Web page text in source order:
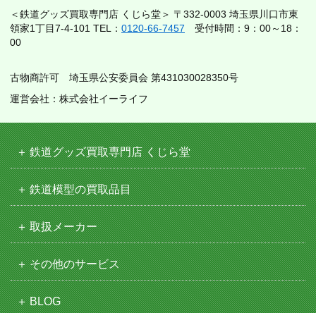
＜鉄道グッズ買取専門店 くじら堂＞ 〒332-0003 埼玉県川口市東
領家1丁目7-4-101 TEL： 0120-66-7457 受付時間：9：00～18：
00
古物商許可 埼玉県公安委員会 第431030028350号
運営会社：株式会社イーライフ
鉄道グッズ買取専門店 くじら堂
鉄道模型の買取品目
取扱メーカー
その他のサービス
BLOG